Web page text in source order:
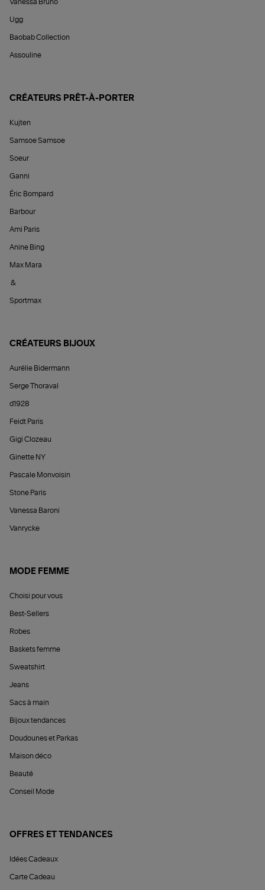
Vanessa Bruno
Ugg
Baobab Collection
Assouline
CRÉATEURS PRÊT-À-PORTER
Kujten
Samsoe Samsoe
Soeur
Ganni
Éric Bompard
Barbour
Ami Paris
Anine Bing
Max Mara
&
Sportmax
CRÉATEURS BIJOUX
Aurélie Bidermann
Serge Thoraval
d1928
Feidt Paris
Gigi Clozeau
Ginette NY
Pascale Monvoisin
Stone Paris
Vanessa Baroni
Vanrycke
MODE FEMME
Choisi pour vous
Best-Sellers
Robes
Baskets femme
Sweatshirt
Jeans
Sacs à main
Bijoux tendances
Doudounes et Parkas
Maison déco
Beauté
Conseil Mode
OFFRES ET TENDANCES
Idées Cadeaux
Carte Cadeau